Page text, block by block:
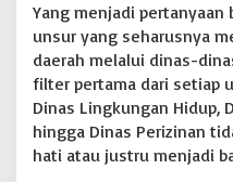
Yang menjadi pertanyaan
unsur yang seharusnya
daerah melalui dinas-
filter pertama dari setiap
Dinas Lingkungan Hidup,
hingga Dinas Perizinan
hati atau justru menjadi